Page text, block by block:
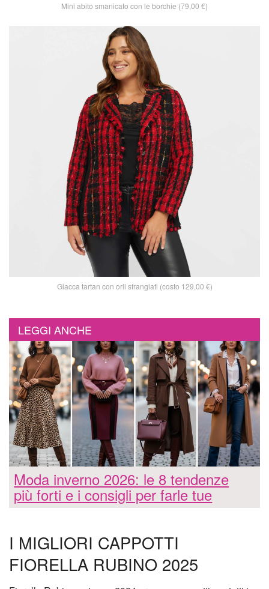
Mini abito smanicato con le borchie (79,00 €)
Giacca tartan con orli sfrangiati (costo 129,00 €)
LEGGI ANCHE
Moda inverno 2026: le 8 tendenze
più forti e i consigli per farle tue
I MIGLIORI CAPPOTTI
FIORELLA RUBINO 2025